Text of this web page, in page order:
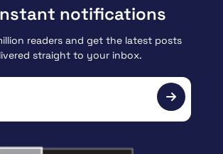
notifications
readers and get the latest posts
straight to your inbox.